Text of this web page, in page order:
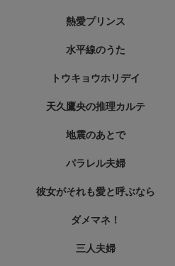
熱愛プリンス
水平線のうた
トウキョウホリデイ
天久鷹央の推理カルテ
地震のあとで
パラレル夫婦
彼女がそれも愛と呼ぶなら
ダメマネ！
三人夫婦